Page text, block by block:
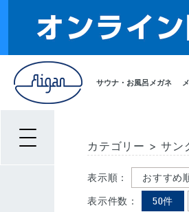
サウナ・お風呂メガネ
カテゴリー >サン
表示順： おすすめ
表示件数： 50件